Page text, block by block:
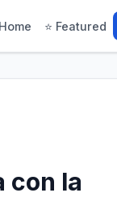
Home ⭐ Featured
con la